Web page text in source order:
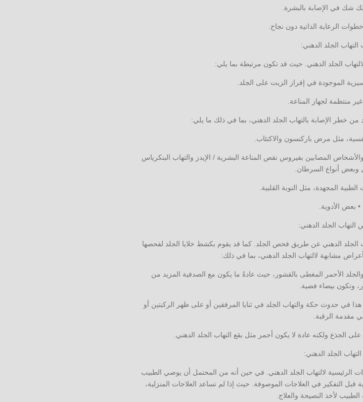
شك في الإصابة بالبشرة.
الرعاية الذاتية دون نجاح.
التهاب الجلد الدهني:
الجلد الدهني. حيث قد تكون مرتبطة بما يلي:
الموجودة في إفراز الزيت على الجلد.
منتظمة لجهاز المناعة.
خطر الإصابة بالتهاب الجلد الدهني، بما في ذلك ما يلي:
مثل مرض باركنسون والاكتئاب.
المصابين بفيروس نقص المناعة البشرية / الإيدز والتهاب البنكرياس
وبعض أنواع السرطان.
المجهدة، مثل النوبة القلبية.
• بعض الأدوية.
الجلد الدهني:
الجلد الدهني عن طريق فحص الجلد. كما قد يقوم بكشط خلايا الجلد لفحصها
مشابهة لالتهاب الجلد الدهني، بما في ذلك:
الأحمر المغطى بالقشور، حيث عادةً ما يكون مع الصدفية المزيد من
وتكون بيضاء فضية.
هذا في حدوث حكة والتهاب الجلد في ثنايا المرفقين أو على ظهر الركبتين أو
مقدمة الرقبة.
الجذع ولكنه عادة لا يكون أحمر مثل بقع التهاب الجلد الدهني.
الجلد الدهني:
الرئيسية لالتهاب الجلد الدهني. في حين أنه من المحتمل أن يوصي الطبيب
قبل التفكير في العلاجات الموصوفة. حيث إذا لم تساعد العلاجات المنزلية،
لأخذ النصيحة والعلاج.